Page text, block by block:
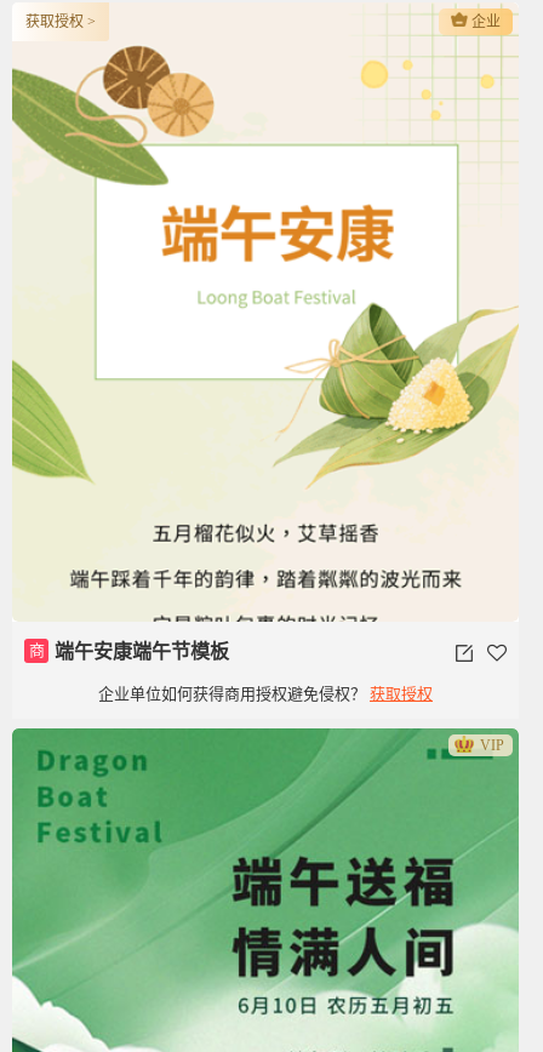
获取授权 > 企业
商 端午安康端午节模板
企业单位如何获得商用授权避免侵权？ 获取授权
VIP